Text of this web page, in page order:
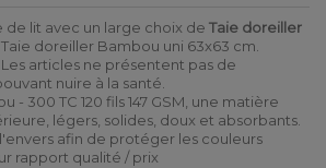
de lit avec un large choix de Taie doreiller
doreiller Bambou uni 63x63 cm.
articles ne présentent pas de
nuire à la santé.
- 300 TC 120 fils 147 GSM, une matière
légers, solides, doux et absorbants.
afin de protéger les couleurs
rapport qualité / prix